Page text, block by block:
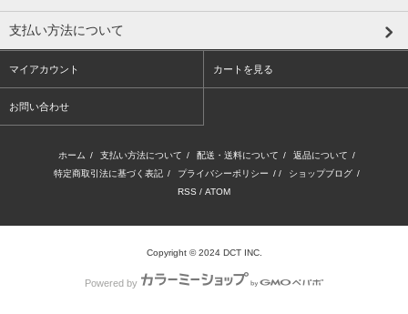
支払い方法について
マイアカウント カートを見る
お問い合わせ
ホーム / 支払い方法について / 配送・送料について / 返品について /
特定商取引法に基づく表記 / プライバシーポリシー / / ショップブログ /
RSS / ATOM
Copyright © 2024 DCT INC.
Powered by